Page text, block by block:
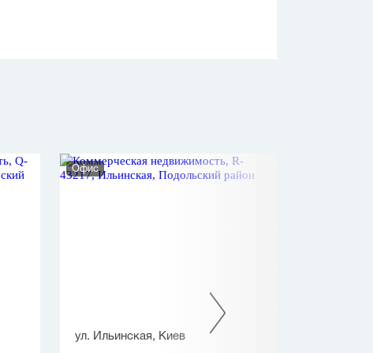
Офис
ул. Ильинская, Киев